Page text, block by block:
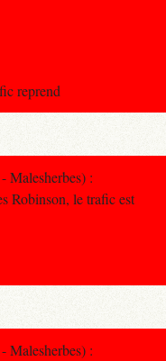
reprend
:
Robinson, le trafic est
: